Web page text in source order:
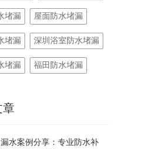
堵漏 屋面防水堵漏
堵漏 深圳浴室防水堵漏
堵漏 福田防水堵漏
章
水案例分享：专业防水补